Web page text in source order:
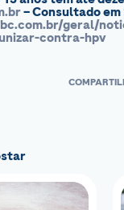
– Consultado
geral/
contra-hpv